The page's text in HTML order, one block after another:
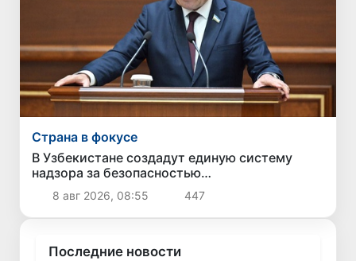
Страна в фокусе
В Узбекистане создадут единую систему
надзора за безопасностью
непродовольственных товаров
8 авг 2026, 08:55 447
Последние новости